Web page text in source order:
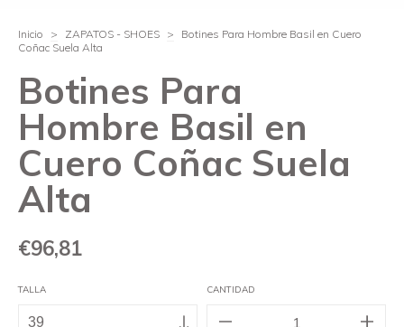
Inicio > ZAPATOS - SHOES >
Botines Para Hombre Basil en Cuero
Coñac Suela Alta
Botines Para
Hombre Basil en
Cuero Coñac Suela
Alta
€96,81
TALLA CANTIDAD